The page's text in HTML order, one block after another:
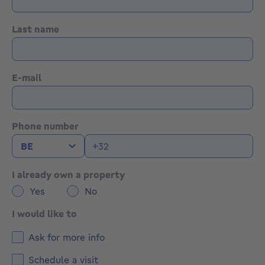
Last name
E-mail
Phone number
I already own a property
Yes
No
I would like to
Ask for more info
Schedule a visit